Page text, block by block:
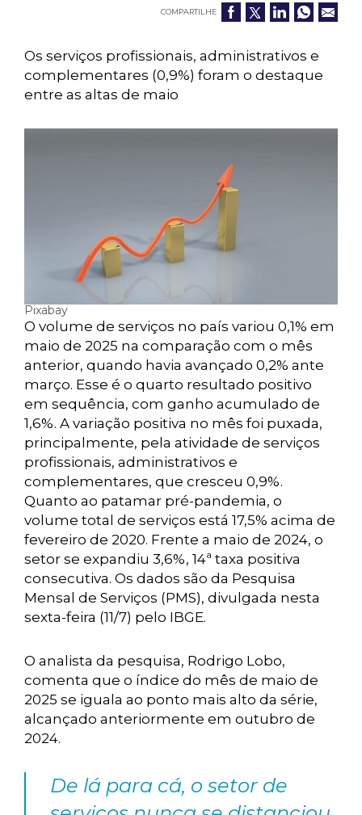
COMPARTILHE
Os serviços profissionais, administrativos e
complementares (0,9%) foram o destaque
entre as altas de maio
Pixabay
O volume de serviços no país variou 0,1% em
maio de 2025 na comparação com o mês
anterior, quando havia avançado 0,2% ante
março. Esse é o quarto resultado positivo
em sequência, com ganho acumulado de
1,6%. A variação positiva no mês foi puxada,
principalmente, pela atividade de serviços
profissionais, administrativos e
complementares, que cresceu 0,9%.
Quanto ao patamar pré-pandemia, o
volume total de serviços está 17,5% acima de
fevereiro de 2020. Frente a maio de 2024, o
setor se expandiu 3,6%, 14ª taxa positiva
consecutiva. Os dados são da Pesquisa
Mensal de Serviços (PMS), divulgada nesta
sexta-feira (11/7) pelo IBGE.
O analista da pesquisa, Rodrigo Lobo,
comenta que o índice do mês de maio de
2025 se iguala ao ponto mais alto da série,
alcançado anteriormente em outubro de
2024.
De lá para cá, o setor de